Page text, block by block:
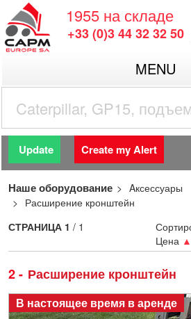
1955 на складе
+33 (0)3 44 32 32 50
MENU
Update Create my Alert
Наше оборудование
Aксессуары
Расширение кронштейн
2 Расширение кронштейн
Цена ▲
СТРАНИЦА 1 / 1
В настоящее время в аренде